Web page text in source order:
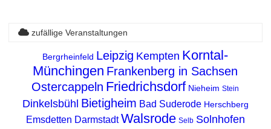
zufällige Veranstaltungen
Bergrheinfeld Leipzig Kempten Korntal-
Münchingen Frankenberg in Sachsen
Ostercappeln Friedrichsdorf Nieheim Stein
Dinkelsbühl Bietigheim Bad Suderode Herschberg
Emsdetten Darmstadt Walsrode Selb Solnhofen